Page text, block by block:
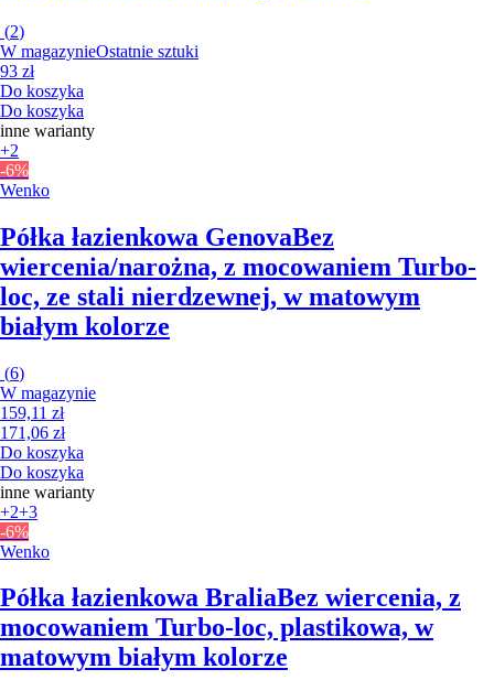
(2)
W magazynieOstatnie sztuki
93 zł
Do koszyka
Do koszyka
inne warianty
+2
-6%
Wenko
Półka łazienkowa GenovaBez
wiercenia/narożna, z mocowaniem Turbo-
loc, ze stali nierdzewnej, w matowym
białym kolorze
(6)
W magazynie
159,11 zł
171,06 zł
Do koszyka
Do koszyka
inne warianty
+2+3
-6%
Wenko
Półka łazienkowa BraliaBez wiercenia, z
mocowaniem Turbo-loc, plastikowa, w
matowym białym kolorze